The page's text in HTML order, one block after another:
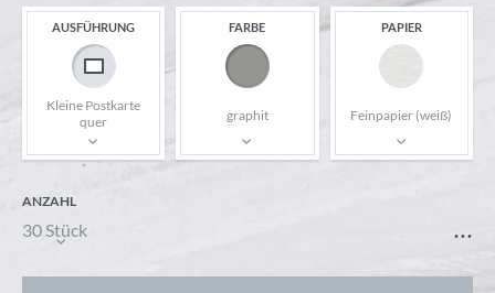
AUSFÜHRUNG
Kleine Postkarte
quer
FARBE
graphit
PAPIER
Feinpapier (weiß)
ANZAHL
30 Stück ...